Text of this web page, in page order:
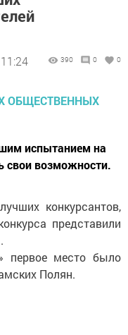
390 0 0
испытанием на
свои возможности.
конкурсантов,
представили
первое место было
Полян.